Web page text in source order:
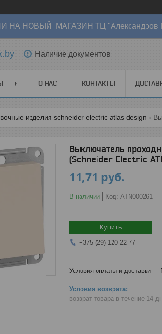
НА НОВЫЙ МАГАЗИН ТЦ "Александров
Наличие документов
О НАС КОНТАКТЫ
изделия schneider electric atlas design
Выключатель
(Schneider Electric
11,71 руб.
В наличии Код: ATN000261
Купить
+375 (29) 120-22-77
Условия оплаты и доставки
возврат товара в течение 14